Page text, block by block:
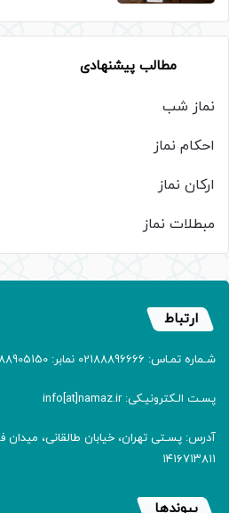
مطالب پیشنهادی
نماز شب
احکام نماز
ارکان نماز
مبطلات نماز
ارتباط
شـماره تمـاس: 02188896666 نمابر: 02188905150
پسـت الـکترونیـکی: info[at]namaz.ir
۱۴۱۶۷۱۳۸۱۱
پیوندها